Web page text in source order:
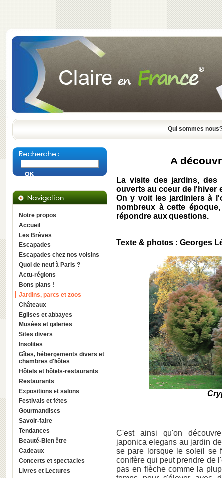
Qui sommes nous?
Notre propos
Accueil
Les Brèves
Escapades
Escapades chez nos voisins
Quoi de neuf à Paris ?
Actu-régions
Bons plans !
Jardins, parcs et zoos
Châteaux
Eglises et abbayes
Musées et galeries
Sites divers
Insolites
Gîtes, hébergements divers et
chambres d'hôtes
Hôtels et hôtels-restaurants
Restaurants
Expositions et salons
Festivals et fêtes
Gourmandises
Savoir-faire
Tendances
Beauté-Bien être
Cadeaux
Concerts et spectacles
Livres et Lectures
A
La visite des jardins, des
ouverts au coeur de l'hiver
On y voit les jardiniers à
nombreux à cette
répondre aux questions.
Texte & photos : Georges
C'est ainsi qu'on
japonica elegans au jardin
se pare lorsque le soleil se
conifère qui peut prendre de
pas en flèche comme la